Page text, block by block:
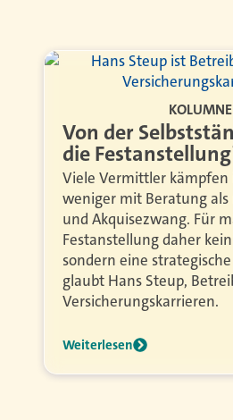
KOLUMNE
Von der
die
Viele Vermittler kämpfen
weniger mit Beratung
und Akquisezwang. Für
Festanstellung daher
sondern eine
glaubt Hans Steup,
Versicherungskarrieren.
Weiterlesen